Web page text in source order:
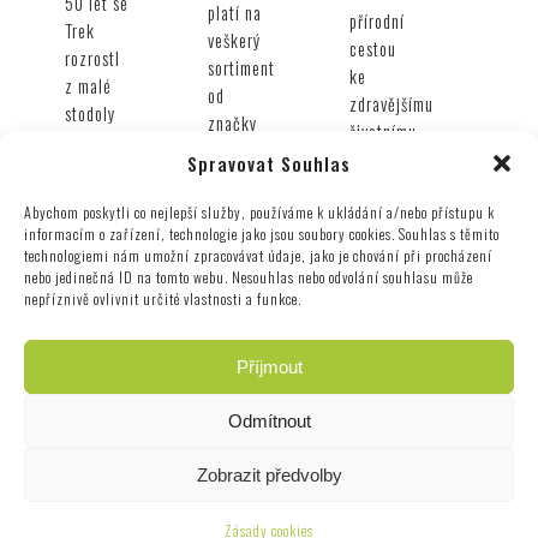
Spravovat Souhlas
Abychom poskytli co nejlepší služby, používáme k ukládání a/nebo přístupu k
informacím o zařízení, technologie jako jsou soubory cookies. Souhlas s těmito
technologiemi nám umožní zpracovávat údaje, jako je chování při procházení
nebo jedinečná ID na tomto webu. Nesouhlas nebo odvolání souhlasu může
nepříznivě ovlivnit určité vlastnosti a funkce.
Příjmout
Odmítnout
Zobrazit předvolby
Zásady cookies
Trek
rozrostl
z malé
stodoly
globální
značku
odhodlanou
změnit
svět
kol. Byla
platí na
veškerý
sortiment
od
značky
přírodní
cestou
ke
zdravějšímu
životnímu
nabídky
nově
zařazujeme